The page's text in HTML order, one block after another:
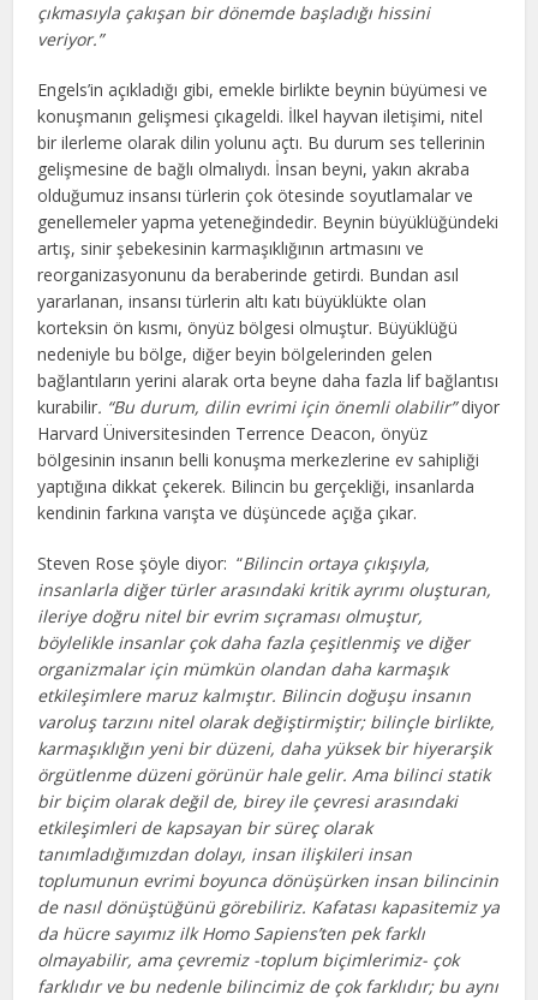
çıkmasıyla çakışan bir dönemde başladığı hissini
veriyor.”
Engels’in açıkladığı gibi, emekle birlikte beynin büyümesi ve
konuşmanın gelişmesi çıkageldi. İlkel hayvan iletişimi, nitel
bir ilerleme olarak dilin yolunu açtı. Bu durum ses tellerinin
gelişmesine de bağlı olmalıydı. İnsan beyni, yakın akraba
olduğumuz insansı türlerin çok ötesinde soyutlamalar ve
genellemeler yapma yeteneğindedir. Beynin büyüklüğündeki
artış, sinir şebekesinin karmaşıklığının artmasını ve
reorganizasyonunu da beraberinde getirdi. Bundan asıl
yararlanan, insansı türlerin altı katı büyüklükte olan
korteksin ön kısmı, önyüz bölgesi olmuştur. Büyüklüğü
nedeniyle bu bölge, diğer beyin bölgelerinden gelen
bağlantıların yerini alarak orta beyne daha fazla lif bağlantısı
kurabilir. “Bu durum, dilin evrimi için önemli olabilir”diyor
Harvard Üniversitesinden Terrence Deacon, önyüz
bölgesinin insanın belli konuşma merkezlerine ev sahipliği
yaptığına dikkat çekerek. Bilincin bu gerçekliği, insanlarda
kendinin farkına varışta ve düşüncede açığa çıkar.
Steven Rose şöyle diyor: “Bilincin ortaya çıkışıyla,
insanlarla diğer türler arasındaki kritik ayrımı oluşturan,
ileriye doğru nitel bir evrim sıçraması olmuştur,
böylelikle insanlar çok daha fazla çeşitlenmiş ve diğer
organizmalar için mümkün olandan daha karmaşık
etkileşimlere maruz kalmıştır. Bilincin doğuşu insanın
varoluş tarzını nitel olarak değiştirmiştir; bilinçle birlikte,
karmaşıklığın yeni bir düzeni, daha yüksek bir hiyerarşik
örgütlenme düzeni görünür hale gelir. Ama bilinci statik
bir biçim olarak değil de, birey ile çevresi arasındaki
etkileşimleri de kapsayan bir süreç olarak
tanımladığımızdan dolayı, insan ilişkileri insan
toplumunun evrimi boyunca dönüşürken insan bilincinin
de nasıl dönüştüğünü görebiliriz. Kafatası kapasitemiz ya
da hücre sayımız ilk Homo Sapiens’ten pek farklı
olmayabilir, ama çevremiz -toplum biçimlerimiz- çok
farklıdır ve bu nedenle bilincimiz de çok farklıdır; bu aynı